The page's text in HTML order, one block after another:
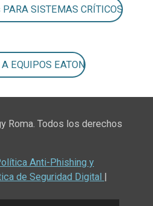
PARA SISTEMAS CRÍTICOS
A EQUIPOS EATON
Roma. Todos los derechos
Anti-Phishing y
de Seguridad Digital